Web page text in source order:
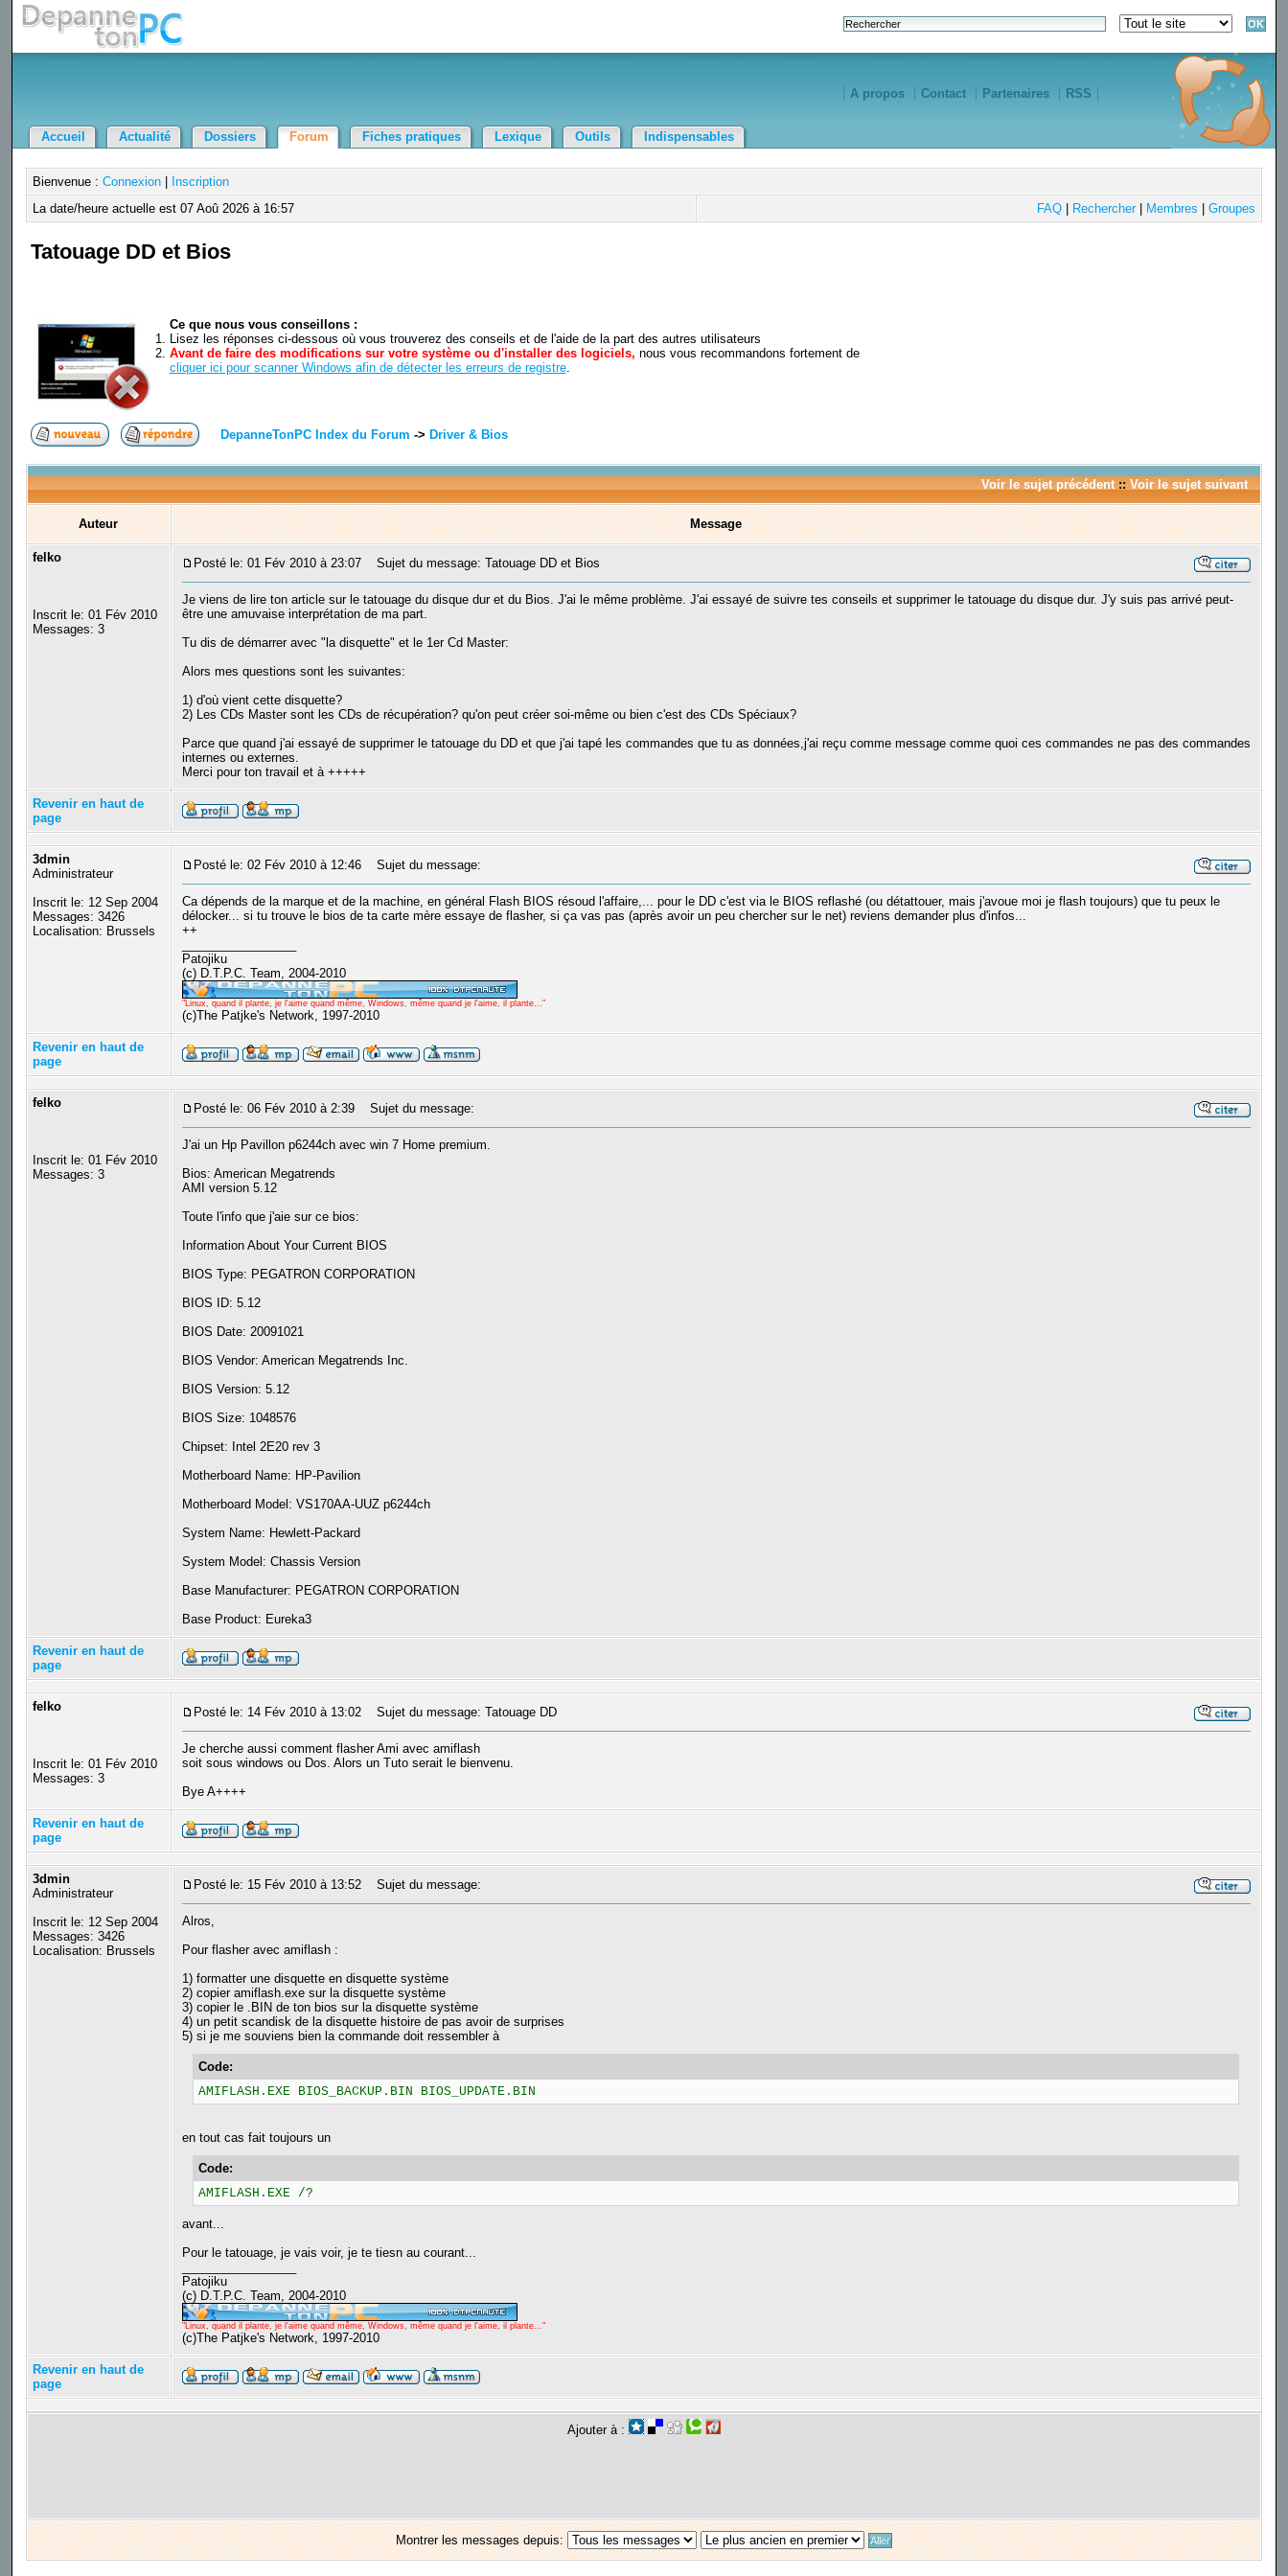
A propos Contact Partenaires RSS
Accueil Actualité Dossiers Forum Fiches pratiques Lexique Outils Indispensables
Bienvenue : Connexion|
Inscription
La date/heure actuelle est 07 Aoû 2026 à 16:57
FAQ| Rechercher| Membres Groupes
Tatouage DD et Bios
Ce que nous vous conseillons :
Lisez les réponses ci-dessous où vous trouverez des conseils et de l'aide de la part des autres utilisateurs
Avant de faire des modifications sur votre système ou d'installer des logiciels, nous vous recommandons fortement de
cliquer ici pour scanner Windows afin de détecter les erreurs de registre.
DepanneTonPC Index du Forum -> Driver & Bios
Voir le sujet précédent:: Voir le sujet suivant
Auteur Message
felko
Inscrit le: 01 Fév 2010
Messages: 3
Posté le: 01 Fév 2010 à 23:07 Sujet du message: Tatouage DD et Bios
Je viens de lire ton article sur le tatouage du disque dur et du Bios. J'ai le même problème. J'ai essayé de suivre tes conseils et supprimer le tatouage du disque dur. J'y suis pas arrivé peut-
être une amuvaise interprétation de ma part.
Tu dis de démarrer avec "la disquette" et le 1er Cd Master:
Alors mes questions sont les suivantes:
1) d'où vient cette disquette?
2) Les CDs Master sont les CDs de récupération? qu'on peut créer soi-même ou bien c'est des CDs Spéciaux?
Parce que quand j'ai essayé de supprimer le tatouage du DD et que j'ai tapé les commandes que tu as données,j'ai reçu comme message comme quoi ces commandes ne pas des commandes
internes ou externes.
Merci pour ton travail et à +++++
Revenir en haut de
page
3dmin
Administrateur
Inscrit le: 12 Sep 2004
Messages: 3426
Localisation: Brussels
Posté le: 02 Fév 2010 à 12:46 Sujet du message:
Ca dépends de la marque et de la machine, en général Flash BIOS résoud l'affaire,... pour le DD c'est via le BIOS reflashé (ou détattouer, mais j'avoue moi je flash toujours) que tu peux le
délocker... si tu trouve le bios de ta carte mère essaye de flasher, si ça vas pas (après avoir un peu chercher sur le net) reviens demander plus d'infos...
++
Patojiku
(c) D.T.P.C. Team, 2004-2010
"Linux, quand il plante, je l'aime quand même, Windows, même quand je l'aime, il plante..."
(c)The Patjke's Network, 1997-2010
Revenir en haut de
page
felko
Inscrit le: 01 Fév 2010
Messages: 3
Posté le: 06 Fév 2010 à 2:39 Sujet du message:
J'ai un Hp Pavillon p6244ch avec win 7 Home premium.
Bios: American Megatrends
AMI version 5.12
Toute l'info que j'aie sur ce bios:
Information About Your Current BIOS
BIOS Type: PEGATRON CORPORATION
BIOS ID: 5.12
BIOS Date: 20091021
BIOS Vendor: American Megatrends Inc.
BIOS Version: 5.12
BIOS Size: 1048576
Chipset: Intel 2E20 rev 3
Motherboard Name: HP-Pavilion
Motherboard Model: VS170AA-UUZ p6244ch
System Name: Hewlett-Packard
System Model: Chassis Version
Base Manufacturer: PEGATRON CORPORATION
Base Product: Eureka3
Revenir en haut de
page
felko
Inscrit le: 01 Fév 2010
Messages: 3
Posté le: 14 Fév 2010 à 13:02 Sujet du message: Tatouage DD
Je cherche aussi comment flasher Ami avec amiflash
soit sous windows ou Dos. Alors un Tuto serait le bienvenu.
Bye A++++
Revenir en haut de
page
3dmin
Administrateur
Inscrit le: 12 Sep 2004
Messages: 3426
Localisation: Brussels
Posté le: 15 Fév 2010 à 13:52 Sujet du message:
Alros,
Pour flasher avec amiflash :
1) formatter une disquette en disquette système
2) copier amiflash.exe sur la disquette système
3) copier le .BIN de ton bios sur la disquette système
4) un petit scandisk de la disquette histoire de pas avoir de surprises
5) si je me souviens bien la commande doit ressembler à
Code:
AMIFLASH.EXE BIOS_BACKUP.BIN BIOS_UPDATE.BIN
en tout cas fait toujours un
Code:
AMIFLASH.EXE /?
avant...
Pour le tatouage, je vais voir, je te tiesn au courant...
Patojiku
(c) D.T.P.C. Team, 2004-2010
"Linux, quand il plante, je l'aime quand même, Windows, même quand je l'aime, il plante..."
(c)The Patjke's Network, 1997-2010
Revenir en haut de
page
Ajouter à :
Montrer les messages depuis: